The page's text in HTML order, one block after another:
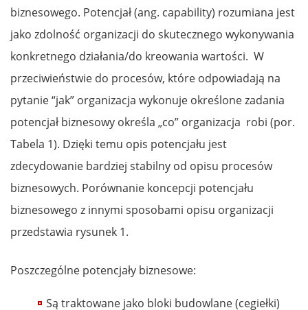
biznesowego. Potencjał (ang. capability) rozumiana jest
jako zdolność organizacji do skutecznego wykonywania
konkretnego działania/do kreowania wartości. W
przeciwieństwie do procesów, które odpowiadają na
pytanie “jak” organizacja wykonuje określone zadania
potencjał biznesowy określa „co” organizacja robi (por.
Tabela 1). Dzięki temu opis potencjału jest
zdecydowanie bardziej stabilny od opisu procesów
biznesowych. Porównanie koncepcji potencjału
biznesowego z innymi sposobami opisu organizacji
przedstawia rysunek 1.
Poszczególne potencjały biznesowe:
Są traktowane jako bloki budowlane (cegiełki)